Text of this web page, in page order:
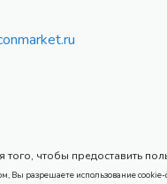
чтобы предоставить
Вы разрешаете использование